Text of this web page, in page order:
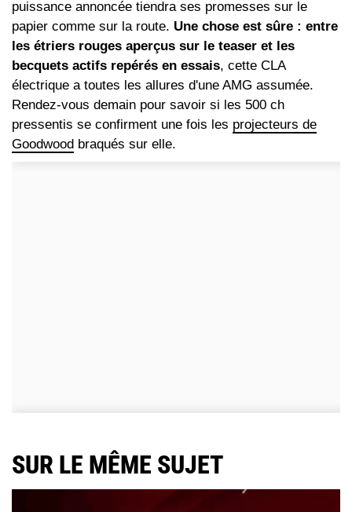
puissance annoncée tiendra ses promesses sur le
papier comme sur la route. Une chose est sûre : entre
les étriers rouges aperçus sur le teaser et les
becquets actifs repérés en essais, cette CLA
électrique a toutes les allures d'une AMG assumée.
Rendez-vous demain pour savoir si les 500 ch
pressentis se confirment une fois les projecteurs de
Goodwood braqués sur elle.
SUR LE MÊME SUJET